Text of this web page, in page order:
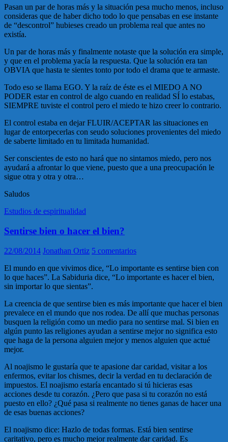
Pasan un par de horas más y la situación pesa mucho menos, incluso
consideras que de haber dicho todo lo que pensabas en ese instante
de “descontrol” hubieses creado un problema real que antes no
existía.
Un par de horas más y finalmente notaste que la solución era simple,
y que en el problema yacía la respuesta. Que la solución era tan
OBVIA que hasta te sientes tonto por todo el drama que te armaste.
Todo eso se llama EGO. Y la raíz de éste es el MIEDO A NO
PODER estar en control de algo cuando en realidad SÍ lo estabas,
SIEMPRE tuviste el control pero el miedo te hizo creer lo contrario.
El control estaba en dejar FLUIR/ACEPTAR las situaciones en
lugar de entorpecerlas con seudo soluciones provenientes del miedo
de saberte limitado en tu limitada humanidad.
Ser conscientes de esto no hará que no sintamos miedo, pero nos
ayudará a afrontar lo que viene, puesto que a una preocupación le
sigue otra y otra y otra…
Saludos
Estudios de espiritualidad
Sentirse bien o hacer el bien?
22/08/2014 Jonathan Ortiz 5 comentarios
El mundo en que vivimos dice, “Lo importante es sentirse bien con
lo que haces”. La Sabiduria dice, “Lo importante es hacer el bien,
sin importar lo que sientas”.
La creencia de que sentirse bien es más importante que hacer el bien
prevalece en el mundo que nos rodea. De allí que muchas personas
busquen la religión como un medio para no sentirse mal. Si bien en
algún punto las religiones ayudan a sentirse mejor no significa esto
que haga de la persona alguien mejor y menos alguien que actué
mejor.
Al noajismo le gustaría que te apasione dar caridad, visitar a los
enfermos, evitar los chismes, decir la verdad en tu declaración de
impuestos. El noajismo estaría encantado si tú hicieras esas
acciones desde tu corazón. ¿Pero que pasa si tu corazón no está
puesto en ello? ¿Qué pasa si realmente no tienes ganas de hacer una
de esas buenas acciones?
El noajismo dice: Hazlo de todas formas. Está bien sentirse
caritativo, pero es mucho mejor realmente dar caridad. Es